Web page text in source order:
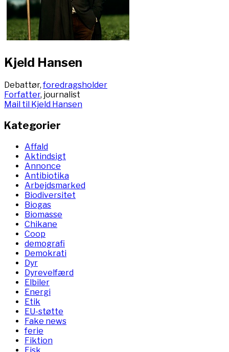
Kjeld Hansen
Debattør,foredragsholder
Forfatter, journalist
Mail til Kjeld Hansen
Kategorier
Affald
Aktindsigt
Annonce
Antibiotika
Arbejdsmarked
Biodiversitet
Biogas
Biomasse
Chikane
Coop
demografi
Demokrati
Dyr
Dyrevelfærd
Elbiler
Energi
Etik
EU-støtte
Fake news
ferie
Fiktion